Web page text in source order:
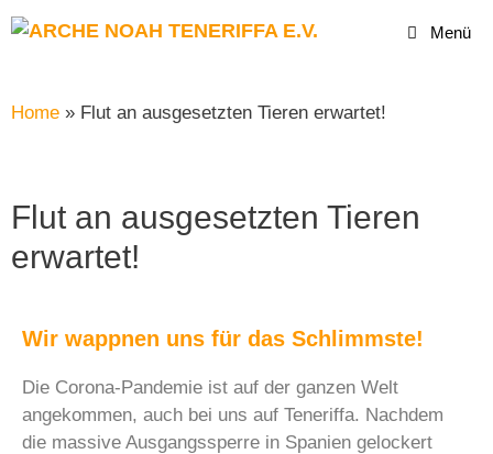
Menü
Home » Flut an ausgesetzten Tieren erwartet!
Flut an ausgesetzten Tieren
erwartet!
Wir wappnen uns für das Schlimmste!
Die Corona-Pandemie ist auf der ganzen Welt
angekommen, auch bei uns auf Teneriffa. Nachdem
die massive Ausgangssperre in Spanien gelockert